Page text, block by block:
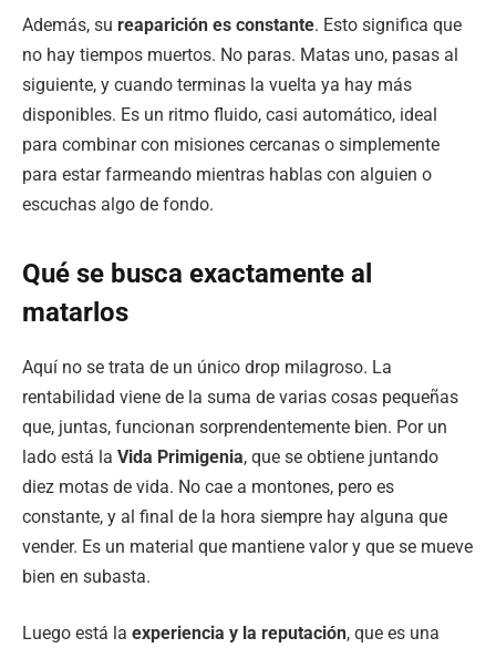
Además, su reaparición es constante. Esto significa que
no hay tiempos muertos. No paras. Matas uno, pasas al
siguiente, y cuando terminas la vuelta ya hay más
disponibles. Es un ritmo fluido, casi automático, ideal
para combinar con misiones cercanas o simplemente
para estar farmeando mientras hablas con alguien o
escuchas algo de fondo.
Qué se busca exactamente al
matarlos
Aquí no se trata de un único drop milagroso. La
rentabilidad viene de la suma de varias cosas pequeñas
que, juntas, funcionan sorprendentemente bien. Por un
lado está la Vida Primigenia, que se obtiene juntando
diez motas de vida. No cae a montones, pero es
constante, y al final de la hora siempre hay alguna que
vender. Es un material que mantiene valor y que se mueve
bien en subasta.
Luego está la experiencia y la reputación, que es una